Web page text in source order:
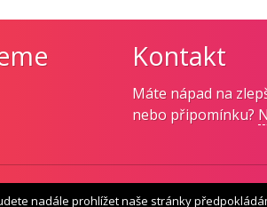
Kontakt
Máte nápad na
nebo připomínku?
nadále prohlížet naše stránky